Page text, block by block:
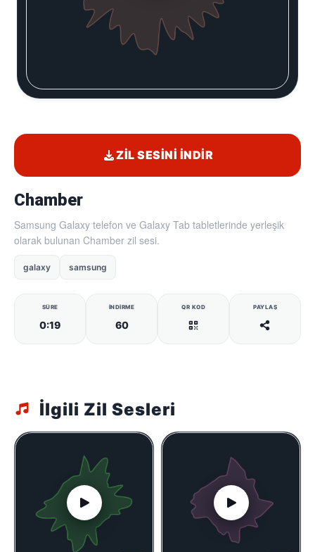
Chamber
Samsung Galaxy telefon ve Galaxy Tab tabletlerinde yerleşik
olarak bulunan Chamber zil sesi.
galaxy samsung
SÜRE
0:19
İNDIRME
60
QR KOD PAYLAŞ
ZIL SESINI İNDIR
İlgili Zil Sesleri